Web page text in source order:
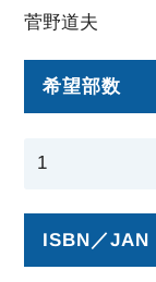
菅野道夫
希望部数
ISBN／JAN